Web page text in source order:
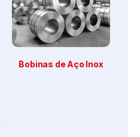
Bobinas de Aço Inox